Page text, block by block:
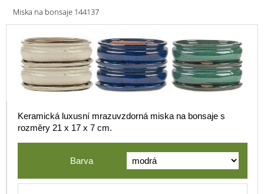
Miska na bonsaje 144137
Keramická luxusní mrazuvzdorná miska na bonsaje s
rozměry 21 x 17 x 7 cm.
Barva